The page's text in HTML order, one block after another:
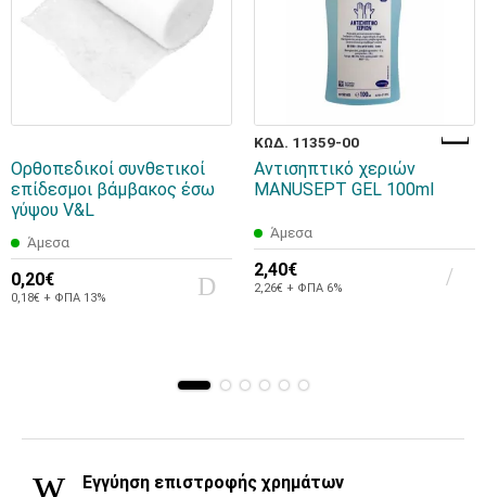
Ορθοπεδικοί συνθετικοί
επίδεσμοι βάμβακος έσω
γύψου V&L
Άμεσα
0,20€
0,18€ + ΦΠΑ 13%
ΚΩΔ. 11359-00
Αντισηπτικό χεριών
MANUSEPT GEL 100ml
Άμεσα
2,40€
2,26€ + ΦΠΑ 6%
Εγγύηση επιστροφής χρημάτων